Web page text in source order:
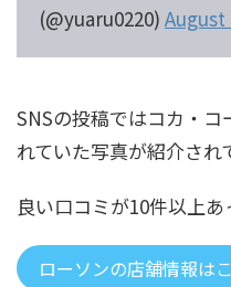
(@yuaru0220) August
SNSの投稿ではコカ・
れていた写真が紹介され
良い口コミが10件以上あ
ローソンの店舗情報は